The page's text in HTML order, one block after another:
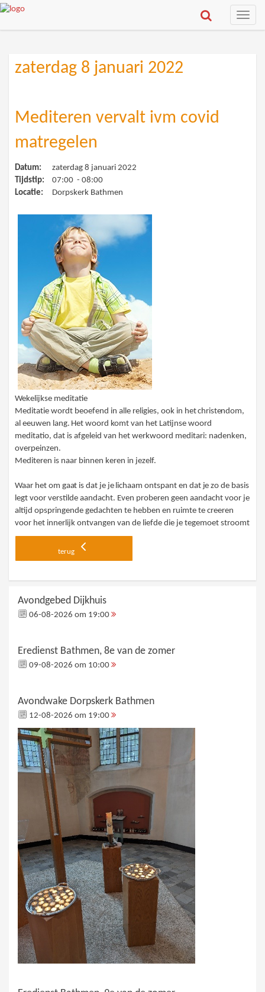
Toggle
zaterdag 8 januari 2022
Mediteren vervalt ivm covid
matregelen
Datum:
zaterdag 8 januari 2022
Tijdstip:
07:00 - 08:00
Locatie:
Dorpskerk Bathmen
Wekelijkse meditatie
Meditatiewordt beoefend in alle religies, ook in het christendom,
aleeuwen lang. Hetwoord komt van het Latijnse woord
meditatio, dat is afgeleid van het werkwoord meditari: nadenken,
overpeinzen.
Mediteren is naar binnen keren in jezelf.
Waar het om gaat isdat je je lichaam ontspant en dat jezo de basis
legt voor verstilde aandacht. Even proberen geen aandacht voor je
altijd opspringende gedachten te hebben en ruimte te creeren
voor het innerlijk ontvangen van de liefde die je tegemoet stroomt
terug
Avondgebed Dijkhuis
06-08-2026 om 19:00
Eredienst Bathmen, 8e van de zomer
09-08-2026 om 10:00
Avondwake Dorpskerk Bathmen
12-08-2026 om 19:00